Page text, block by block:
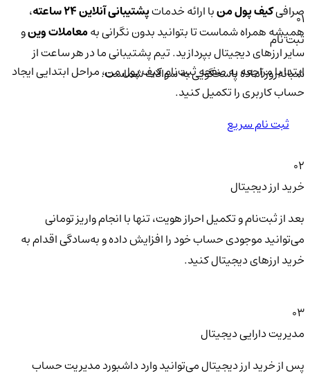
صرافیکیف پول منبا ارائه خدماتپشتیبانی آنلاین ۲۴ ساعته
،
همیشه همراه شماست تا بتوانید بدون نگرانی بهمعاملات وینو
سایر ارزهای دیجیتال بپردازید. تیم پشتیبانی ما در هر ساعت از
شبانه‌روز آماده پاسخگویی به سوالات شماست.
01
ثبت نام
ابتدا با مراجعه به صفحه ثبت‌نام کیف‌ پول من، مراحل ابتدایی ایجاد
حساب کاربری را تکمیل کنید.
ثبت نام سریع
02
خرید ارز دیجیتال
بعد از ثبت‌نام و تکمیل احراز هویت، تنها با انجام واریز تومانی
می‌توانید موجودی حساب خود را افزایش داده و به‌سادگی اقدام به
خرید ارزهای دیجیتال کنید.
03
مدیریت دارایی دیجیتال
پس از خرید ارز دیجیتال می‌توانید وارد داشبورد مدیریت حساب